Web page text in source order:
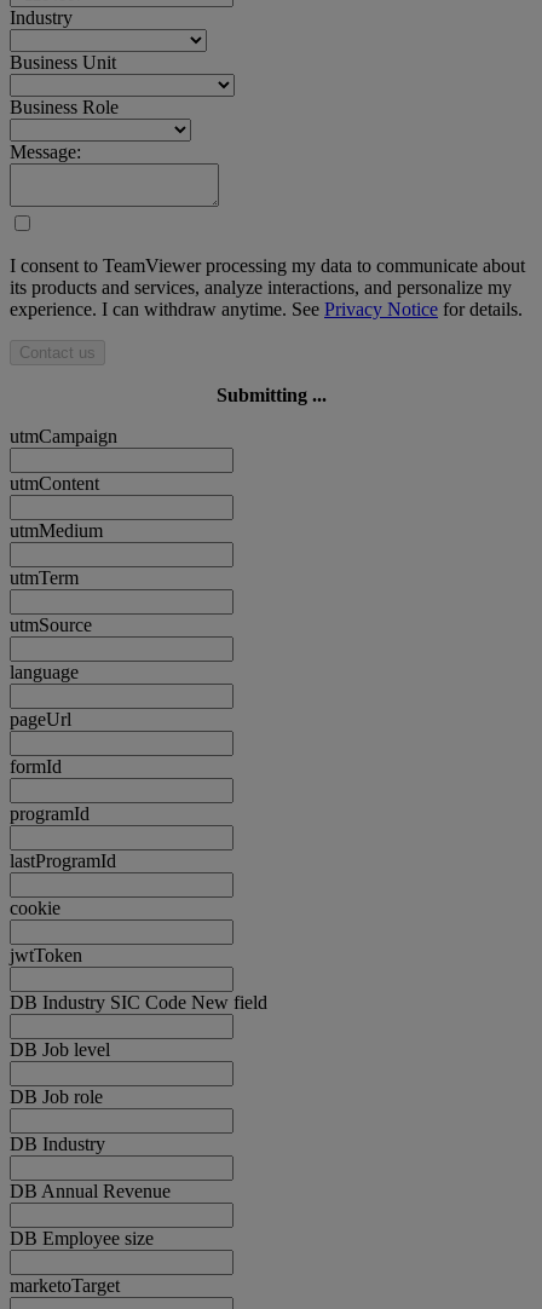
Industry
Business Unit
Business Role
Message:
I consent to TeamViewer processing my data to communicate about
its products and services, analyze interactions, and personalize my
experience. I can withdraw anytime. See Privacy Notice for details.
Contact us
Submitting ...
utmCampaign
utmContent
utmMedium
utmTerm
utmSource
language
pageUrl
formId
programId
lastProgramId
cookie
jwtToken
DB Industry SIC Code New field
DB Job level
DB Job role
DB Industry
DB Annual Revenue
DB Employee size
marketoTarget